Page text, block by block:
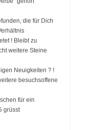
die für Dich
! Bleibt zu
weitere Steine
Neuigkeiten ? !
besuchsoffene
für ein
grüsst